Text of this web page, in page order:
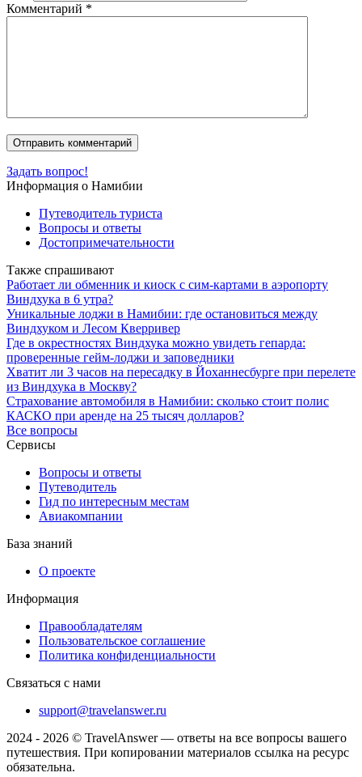
Комментарий *
Задать вопрос!
Информация о Намибии
Путеводитель туриста
Вопросы и ответы
Достопримечательности
Также спрашивают
Работает ли обменник и киоск с сим-картами в аэропорту
Виндхука в 6 утра?
Уникальные лоджи в Намибии: где остановиться между
Виндхуком и Лесом Кверривер
Где в окрестностях Виндхука можно увидеть гепарда:
проверенные гейм-лоджи и заповедники
Хватит ли 3 часов на пересадку в Йоханнесбурге при перелете
из Виндхука в Москву?
Страхование автомобиля в Намибии: сколько стоит полис
КАСКО при аренде на 25 тысяч долларов?
Все вопросы
Сервисы
Вопросы и ответы
Путеводитель
Гид по интересным местам
Авиакомпании
База знаний
О проекте
Информация
Правообладателям
Пользовательское соглашение
Политика конфиденциальности
Связаться с нами
support@travelanswer.ru
2024 - 2026 © TravelAnswer — ответы на все вопросы вашего
путешествия. При копировании материалов ссылка на ресурс
обязательна.